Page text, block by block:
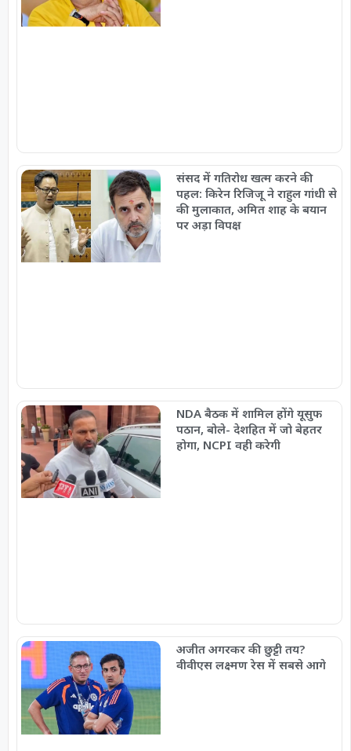
संसद में गतिरोध खत्म करने की
पहल: किरेन रिजिजू ने राहुल गांधी से
की मुलाकात, अमित शाह के बयान
पर अड़ा विपक्ष
NDA बैठक में शामिल होंगे यूसुफ
पठान, बोले- देशहित में जो बेहतर
होगा, NCPI वही करेगी
अजीत अगरकर की छुट्टी तय?
वीवीएस लक्ष्मण रेस में सबसे आगे